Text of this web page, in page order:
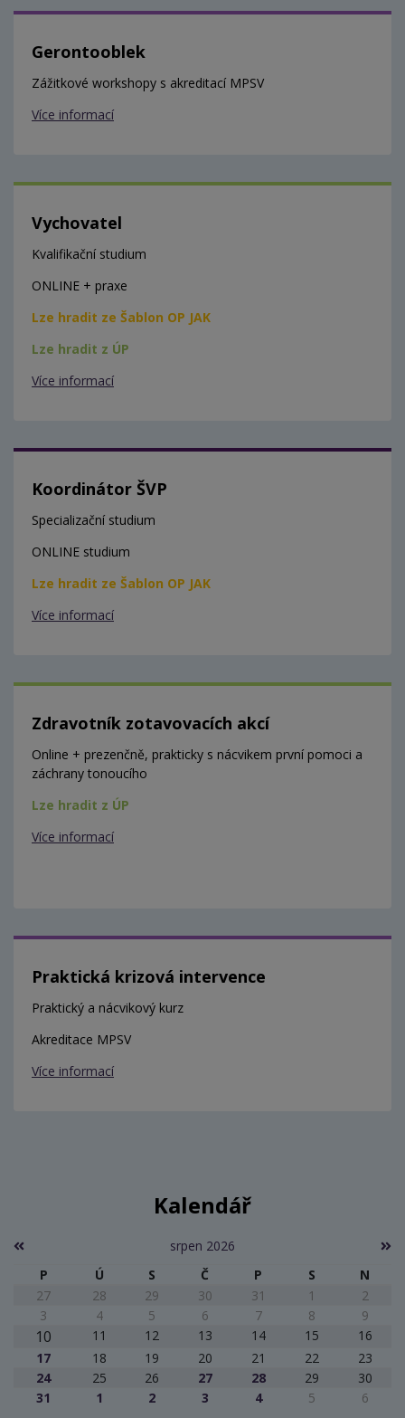
Gerontooblek
Zážitkové workshopy s akreditací MPSV
Více informací
Vychovatel
Kvalifikační studium
ONLINE + praxe
Lze hradit ze Šablon OP JAK
Lze hradit z ÚP
Více informací
Koordinátor ŠVP
Specializační studium
ONLINE studium
Lze hradit ze Šablon OP JAK
Více informací
Zdravotník zotavovacích akcí
Online + prezenčně, prakticky s nácvikem první pomoci a
záchrany tonoucího
Lze hradit z ÚP
Více informací
Praktická krizová intervence
Praktický a nácvikový kurz
Akreditace MPSV
Více informací
Kalendář
srpen 2026
P
Ú S Č P S
N
27
28 29 30 31 1
2
3
4 5 6 7 8 9
10 11 12 13 14 15
16
17
18 19 20 21 22
23
24
25 26 27 28 29
30
31
1 2 3 4 5 6